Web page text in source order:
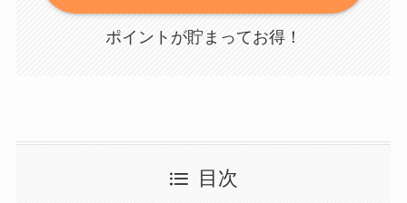
ポイントが貯まってお得！
目次